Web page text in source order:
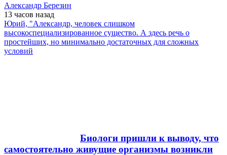
Александр Березин
13 часов назад
Юрий, "Александр, человек слишком
высокоспециализированное существо. А здесь речь о
простейших, но минимально достаточных для сложных
условий
Биологи пришли к выводу, что
самостоятельно живущие организмы возникли